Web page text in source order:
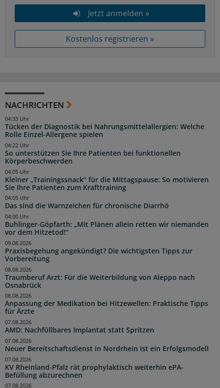
Jetzt anmelden »
Kostenlos registrieren »
NACHRICHTEN
Tücken der Diagnostik bei Nahrungsmittelallergien: Welche
Rolle Einzel-Allergene spielen
04:33 Uhr
So unterstützen Sie Ihre Patienten bei funktionellen
Körperbeschwerden
04:22 Uhr
Kleiner „Trainingssnack“ für die Mittagspause: So motivieren
Sie Ihre Patienten zum Krafttraining
04:05 Uhr
Das sind die Warnzeichen für chronische Diarrhö
04:05 Uhr
Buhlinger-Göpfarth: „Mit Plänen allein retten wir niemanden
vor dem Hitzetod!“
04:00 Uhr
Praxisbegehung angekündigt? Die wichtigsten Tipps zur
Vorbereitung
09.08.2026
Traumberuf Arzt: Für die Weiterbildung von Aleppo nach
Osnabrück
08.08.2026
Anpassung der Medikation bei Hitzewellen: Praktische Tipps
für Ärzte
08.08.2026
AMD: Nachfüllbares Implantat statt Spritzen
07.08.2026
Neuer Bereitschaftsdienst in Nordrhein ist ein Erfolgsmodell
07.08.2026
KV Rheinland-Pfalz rät prophylaktisch weiterhin ePA-
Befüllung abzurechnen
07.08.2026
07.08.2026